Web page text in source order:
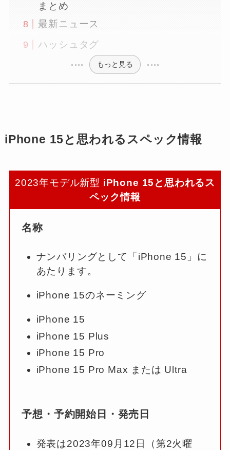
まとめ
最新ニュース
ハッシュタグ
もっと見る
iPhone 15と思われるスペック情報
2023年モデル新型 iPhone 15と思われるス
ペック情報
名称
ナンバリングとして「iPhone 15」に
あたります。
iPhone 15のネーミング
iPhone 15
iPhone 15 Plus
iPhone 15 Pro
iPhone 15 Pro Max または Ultra
予想・予約開始日・発売日
発表は2023年09月12日（第2火曜